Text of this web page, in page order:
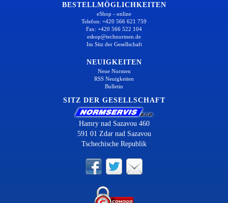
BESTELLMÖGLICHKEITEN
eShop - online
Telefon: +420 566 621 759
Fax: +420 566 522 104
eshop@technormen.de
Im Sitz der Gesellschaft
NEUIGKEITEN
Neue Normen
RSS Neuigkeiten
Bulletin
SITZ DER GESELLSCHAFT
Hamry nad Sazavou 460
591 01 Zdar nad Sazavou
Tschechische Republik